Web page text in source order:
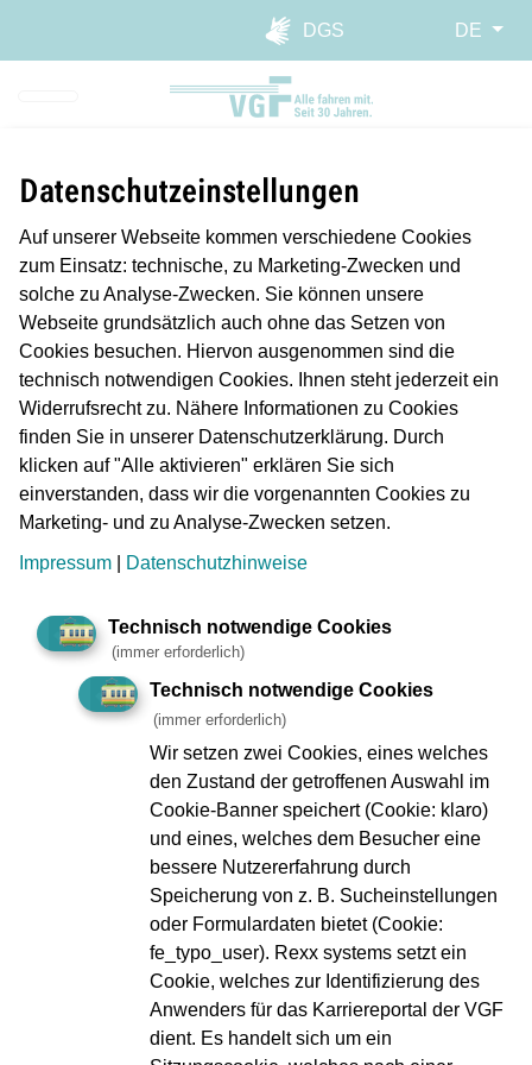
Direkt zur Hauptnavigation
Direkt zum Inhalt springen
Webseiten-Barriere melden
DGS
DE
Planmäßiger Betrieb
Längere Reisezeiten/Verspätung
Störung
Geplante Arbeiten/Ereignisse
Impressum
Geschäftsberichten
Compliance
Verbraucherschlichtung
Innovation VGF
Ebbelwei-Expreß
Webseiten-Barriere melden
Erklärung zur Barrierefreiheit
Infos in Leichter Sprache
Datenschutzeinstellungen
Auf unserer Webseite kommen verschiedene Cookies
zum Einsatz: technische, zu Marketing-Zwecken und
solche zu Analyse-Zwecken. Sie können unsere
Webseite grundsätzlich auch ohne das Setzen von
Cookies besuchen. Hiervon ausgenommen sind die
technisch notwendigen Cookies. Ihnen steht jederzeit ein
Widerrufsrecht zu. Nähere Informationen zu Cookies
finden Sie in unserer Datenschutzerklärung. Durch
klicken auf "Alle aktivieren" erklären Sie sich
einverstanden, dass wir die vorgenannten Cookies zu
Marketing- und zu Analyse-Zwecken setzen.
Impressum
Datenschutzhinweise
Technisch notwendige Cookies
(immer erforderlich)
Technisch notwendige Cookies
(immer erforderlich)
Wir setzen zwei Cookies, eines welches
den Zustand der getroffenen Auswahl im
Cookie-Banner speichert (Cookie: klaro)
und eines, welches dem Besucher eine
bessere Nutzererfahrung durch
Speicherung von z. B. Sucheinstellungen
oder Formulardaten bietet (Cookie:
fe_typo_user). Rexx systems setzt ein
Cookie, welches zur Identifizierung des
Anwenders für das Karriereportal der VGF
dient. Es handelt sich um ein